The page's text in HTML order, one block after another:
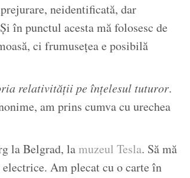
neidentificată, dar
în punctul acesta mă folosesc de
ci frumusețea e posibilă
relativității pe înțelesul tuturor.
am prins cumva cu urechea
la Belgrad, la muzeul Tesla. Să mă
Am plecat cu o carte în